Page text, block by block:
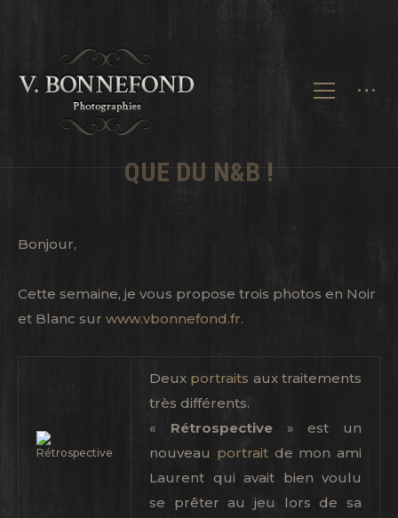
QUE DU N&B !
Bonjour,
Cette semaine, je vous propose trois photos en Noir
et Blanc sur www.vbonnefond.fr.
Deux portraits aux traitements
très différents.
« Rétrospective» est un
nouveau portraitde mon ami
Laurent qui avait bien voulu
se prêter au jeu lors de sa